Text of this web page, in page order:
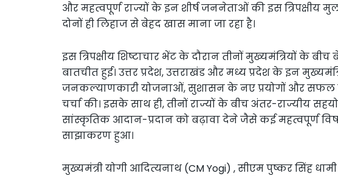
और महत्वपूर्ण राज्यों के इन शीर्ष जननेताओं की इस त्रिपक्षीय
दोनों ही लिहाज से बेहद खास माना जा रहा है।
इस त्रिपक्षीय शिष्टाचार भेंट के दौरान तीनों मुख्यमंत्रियों के
बातचीत हुई। उत्तर प्रदेश, उत्तराखंड और मध्य प्रदेश के इन
जनकल्याणकारी योजनाओं, सुशासन के नए प्रयोगों और सफल
चर्चा की। इसके साथ ही, तीनों राज्यों के बीच अंतर-राज्यीय
सांस्कृतिक आदान-प्रदान को बढ़ावा देने जैसे कई महत्वपूर्ण
साझाकरण हुआ।
मुख्यमंत्री योगी आदित्यनाथ (CM Yogi) , सीएम पुष्कर सिंह